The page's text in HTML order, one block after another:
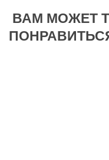
ВАМ МОЖЕТ